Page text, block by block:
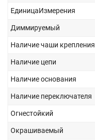
ЕдиницаИзмерения
Диммируемый
Наличие чаши крепления
Наличие цепи
Наличие основания
Наличие переключателя
Огнестойкий
Окрашиваемый